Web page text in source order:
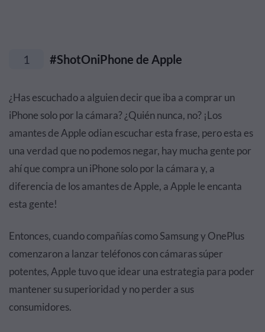
1 #ShotOniPhone de Apple
¿Has escuchado a alguien decir que iba a comprar un
iPhone solo por la cámara? ¿Quién nunca, no? ¡Los
amantes de Apple odian escuchar esta frase, pero esta es
una verdad que no podemos negar, hay mucha gente por
ahí que compra un iPhone solo por la cámara y, a
diferencia de los amantes de Apple, a Apple le encanta
esta gente!
Entonces, cuando compañías como Samsung y OnePlus
comenzaron a lanzar teléfonos con cámaras súper
potentes, Apple tuvo que idear una estrategia para poder
mantener su superioridad y no perder a sus
consumidores.